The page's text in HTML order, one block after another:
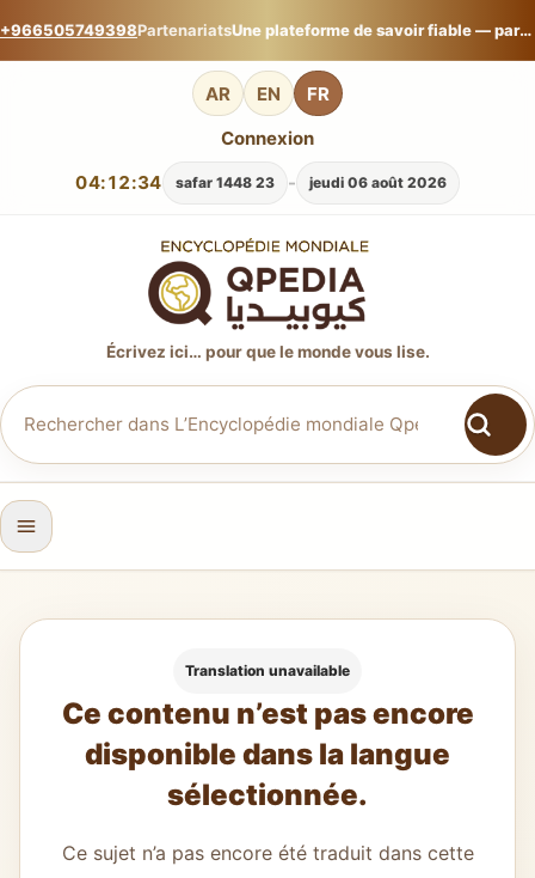
+966505749398Partenariats Une plateforme de savoir fiable — partagez votre expertise sur L’Encyclopédie mondiale Qpedia.
AR EN FR
04:12:35 jeudi 06 août 2026
-
23 safar 1448
Connexion
Écrivez ici… pour que le monde vous lise.
Translation unavailable
Ce contenu n’est pas encore
disponible dans la langue
sélectionnée.
Ce sujet n’a pas encore été traduit dans cette